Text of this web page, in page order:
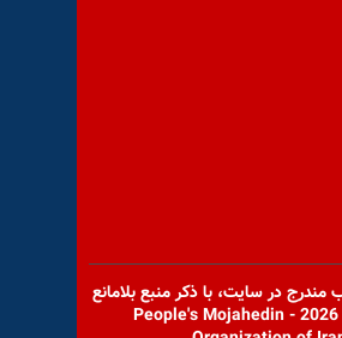
اتوبوس خوابی، ۱۲هزار تا
۲۵هزار تومان هزینه یک شب
مندرج در سايت، با ذكر منبع بلامانع
است - © 2026 - People's Mojahedin